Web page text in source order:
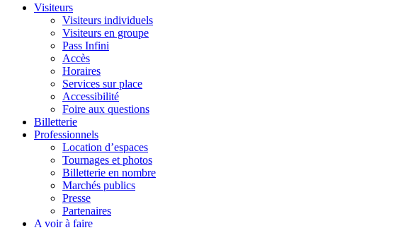
Visiteurs
Visiteurs individuels
Visiteurs en groupe
Pass Infini
Accès
Horaires
Services sur place
Accessibilité
Foire aux questions
Billetterie
Professionnels
Location d’espaces
Tournages et photos
Billetterie en nombre
Marchés publics
Presse
Partenaires
A voir à faire